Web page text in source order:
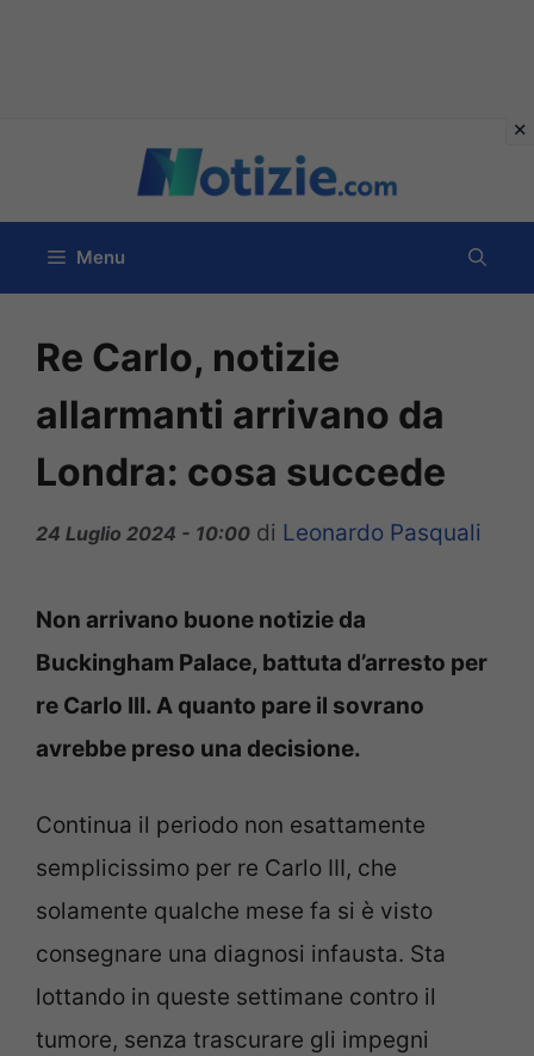
contenuto
Menu
Re Carlo, notizie
allarmanti arrivano da
Londra: cosa succede
24 Luglio 2024 - 10:00 di Leonardo Pasquali
Non arrivano buone notizie da
Buckingham Palace, battuta d’arresto per
re Carlo III. A quanto pare il sovrano
avrebbe preso una decisione.
Continua il periodo non esattamente
semplicissimo per re Carlo III, che
solamente qualche mese fa si è visto
consegnare una diagnosi infausta. Sta
lottando in queste settimane contro il
tumore, senza trascurare gli impegni